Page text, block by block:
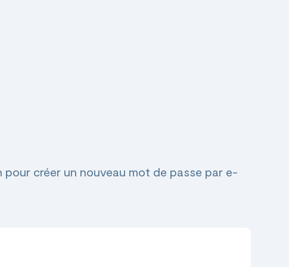
pour créer un nouveau mot de passe par e-